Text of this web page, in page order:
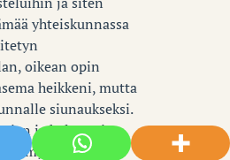
yhteiskunnassa
oikean opin
heikkeni, mutta
siunaukseksi.
ja kulttuurin
myös. Tänään